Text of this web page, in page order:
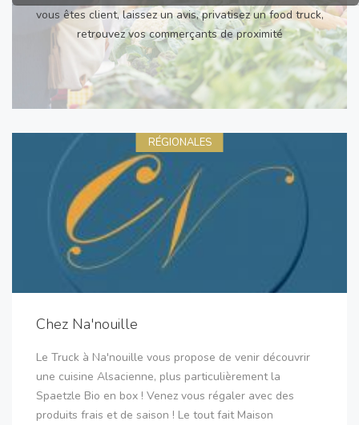
vous êtes client, laissez un avis, privatisez un food truck,
retrouvez vos commerçants de proximité
RÉGIONALES
Chez Na'nouille
Le Truck à Na'nouille vous propose de venir découvrir
une cuisine Alsacienne, plus particulièrement la
Spaetzle Bio en box ! Venez vous régaler avec des
produits frais et de saison ! Le tout fait Maison